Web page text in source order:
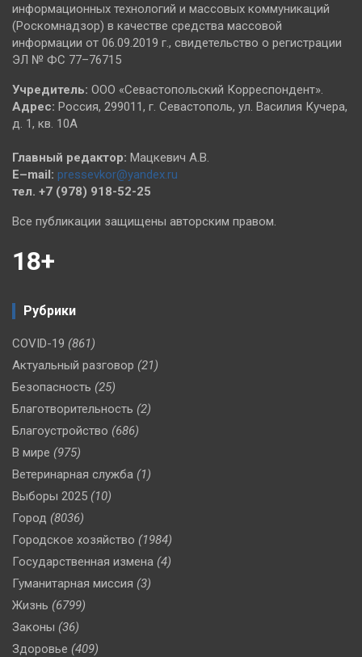
информационных технологий и массовых коммуникаций
(Роскомнадзор) в качестве средства массовой
информации от 06.09.2019 г., свидетельство о регистрации
ЭЛ № ФС 77–76715
Учредитель: ООО «Севастопольский Корреспондент».
Адрес: Россия, 299011, г. Севастополь, ул. Василия Кучера,
д. 1, кв. 10А
Главный редактор: Мацкевич А.В.
E–mail: pressevkor@yandex.ru
тел. +7 (978) 918-52-25
Все публикации защищены авторским правом.
18+
Рубрики
COVID-19 (861)
Актуальный разговор (21)
Безопасность (25)
Благотворительность (2)
Благоустройство (686)
В мире (975)
Ветеринарная служба (1)
Выборы 2025 (10)
Город (8036)
Городское хозяйство (1984)
Государственная измена (4)
Гуманитарная миссия (3)
Жизнь (6799)
Законы (36)
Здоровье (409)